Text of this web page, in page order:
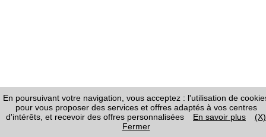
En poursuivant votre navigation, vous acceptez : l'utilisation de
pour vous proposer des services et offres adaptés à vos centres
d'intérêts, et recevoir des offres personnalisées
En savoir plus
(X)
Fermer